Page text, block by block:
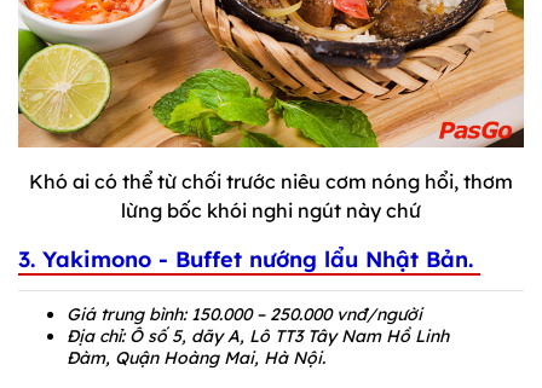
Khó ai có thể từ chối trước niêu cơm nóng hổi, thơm
lừng bốc khói nghi ngút này chứ
3. Yakimono - Buffet nướng lẩu Nhật Bản.
Giá trung bình: 150.000 – 250.000 vnđ/người
Địa chỉ: Ô số 5, dãy A, Lô TT3 Tây Nam Hồ Linh
Đàm, Quận Hoàng Mai, Hà Nội.